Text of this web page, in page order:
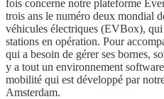
fois concerne notre plateforme
trois ans le numéro deux mondial
véhicules électriques (EVBox),
stations en opération. Pour
qui a besoin de gérer ses bornes,
y a tout un environnement
mobilité qui est développé par
Amsterdam.